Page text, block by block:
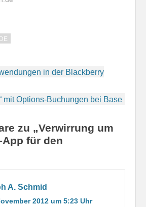
erledigt mein…
in der Blackberry
mit Options-Buchungen bei Base
zu „Verwirrung um
für den
A. Schmid
2012 um 5:23 Uhr